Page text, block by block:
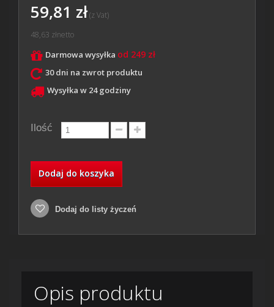
59,81 zł(z Vat)
48,63 złnetto
Darmowa wysyłka od 249 zł
30 dni na zwrot produktu
Wysyłka w 24 godziny
Ilość
Dodaj do koszyka
Dodaj do listy życzeń
Opis produktu